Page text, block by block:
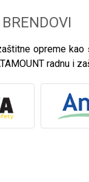
BRENDOVI
opreme kao
radnu i